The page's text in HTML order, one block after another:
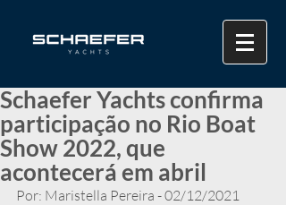
Schaefer Yachts confirma
participação no Rio Boat
Show 2022, que
acontecerá em abril
Por: Maristella Pereira - 02/12/2021